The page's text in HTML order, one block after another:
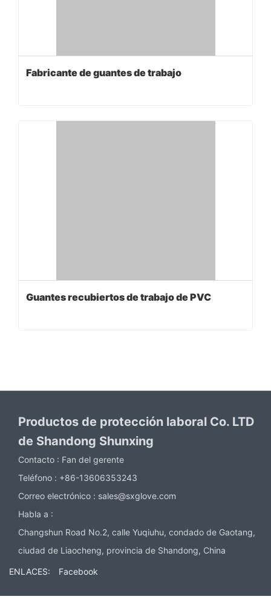
Fabricante de guantes de trabajo
Guantes recubiertos de trabajo de PVC
Productos de protección laboral Co. LTD
de Shandong Shunxing
Contacto : Fan del gerente
Teléfono : +86-13606353243
Correo electrónico : sales@sxglove.com
Habla a :
Changshun Road No.2, calle Yuqiuhu, condado de Gaotang,
ciudad de Liaocheng, provincia de Shandong, China
ENLACES: Facebook